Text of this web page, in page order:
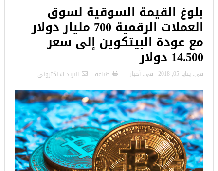
بلوغ القيمة السوقية لسوق
العملات الرقمية 700 مليار دولار
مع عودة البيتكوين إلى سعر
14.500 دولار
فى: يناير 05, 2018 فى: أخبار طباعة البريد الالكترونى